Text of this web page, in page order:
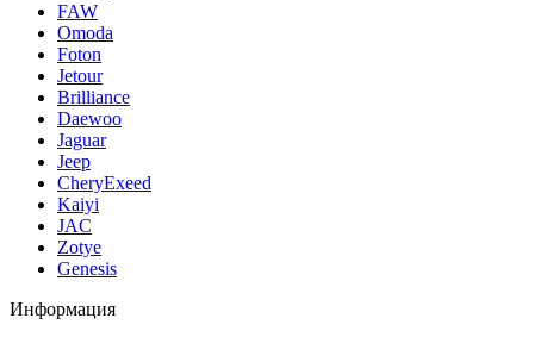
FAW
Omoda
Foton
Jetour
Brilliance
Daewoo
Jaguar
Jeep
CheryExeed
Kaiyi
JAC
Zotye
Genesis
Информация